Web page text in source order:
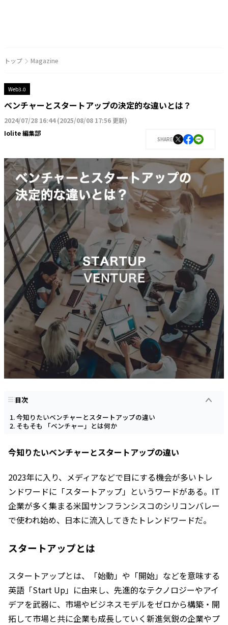
トップ Magazine
Web3.0
ベンチャーとスタートアップの決定的な違いとは？
2024/07/28 16:44(2025/08/08 17:56 更新)
Iolite 編集部
SHARE
目次
今知りたいベンチャーとスタートアップの違い
そもそも 「ベンチャー」とは何か
今知りたいベンチャーとスタートアップの違い
2023年に入り、メディアなどで目にする機会が多いトレ
ンドワードに「スタートアップ」というワードがある。IT
企業が多く集まる米国サンフランシスコのシリコンバレー
で使われ始め、日本に流入してきたトレンドワードだ。
スタートアップとは
スタートアップとは、「始動」や「開始」などを意味する
英語「Start Up」に由来し、先進的なテクノロジーやアイ
デアを武器に、市場やビジネスモデルをゼロから構築・開
拓して市場と共に企業も成長していく新進気鋭の企業やプ